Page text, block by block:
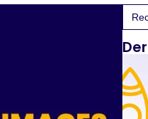
for: